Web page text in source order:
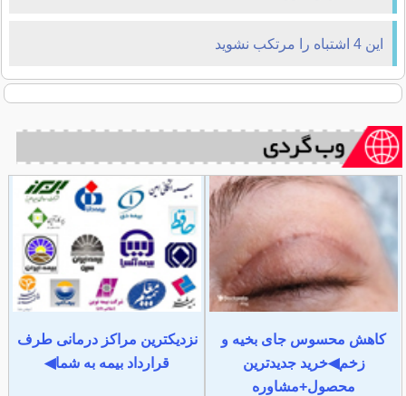
اين 4 اشتباه را مرتکب نشويد
کاهش محسوس جای بخیه و
زخم◀خرید جدیدترین
محصول+مشاوره
نزدیکترین مراکز درمانی طرف
قرارداد بیمه به شما◀